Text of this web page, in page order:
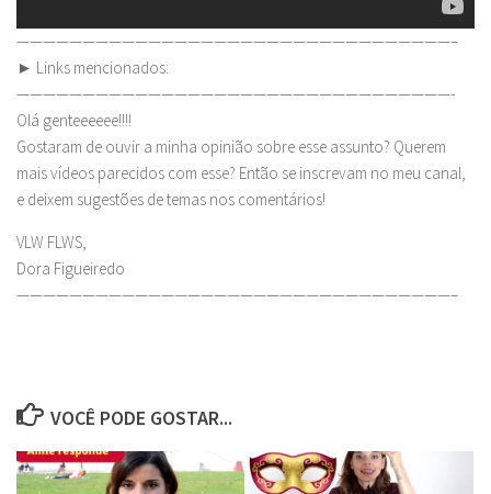
—————————————————————————————————–
► Links mencionados:
—————————————————————————————————-
Olá genteeeeee!!!!
Gostaram de ouvir a minha opinião sobre esse assunto? Querem
mais vídeos parecidos com esse? Então se inscrevam no meu canal,
e deixem sugestões de temas nos comentários!
VLW FLWS,
Dora Figueiredo
—————————————————————————————————–
VOCÊ PODE GOSTAR...